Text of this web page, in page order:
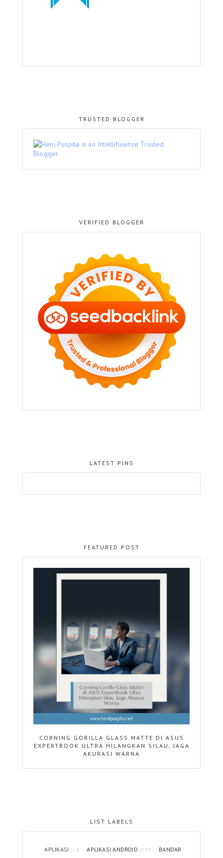
TRUSTED BLOGGER
VERIFIED BLOGGER
LATEST PINS
FEATURED POST
CORNING GORILLA GLASS MATTE DI ASUS
EXPERTBOOK ULTRA HILANGKAN SILAU, JAGA
AKURASI WARNA
LIST LABELS
APLIKASI// 4 APLIKASI ANDROID // 17 BANDAR